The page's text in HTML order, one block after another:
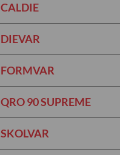
CALDIE
DIEVAR
FORMVAR
QRO 90 SUPREME
SKOLVAR